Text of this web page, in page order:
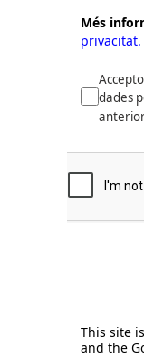
Més
privacitat.
dades
This site
and the